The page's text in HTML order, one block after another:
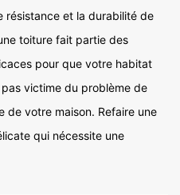
résistance et la durabilité de
toiture fait partie des
pour que votre habitat
victime du problème de
de votre maison. Refaire une
qui nécessite une